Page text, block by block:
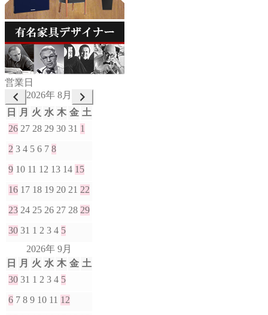
営業日
2026年 8月
日
月 火 水 木 金 土
26 27 28 29 30 31 1
2 3 4 5 6 7 8
9 10 11 12 13 14 15
16 17 18 19 20 21 22
23 24 25 26 27 28 29
30 31 1 2 3 4 5
2026年 9月
日
月 火 水 木 金 土
30 31 1 2 3 4 5
6 7 8 9 10 11 12